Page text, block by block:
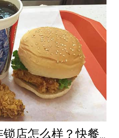
快乐星汉堡加盟连锁店怎么样？快餐店中产品口味如何？